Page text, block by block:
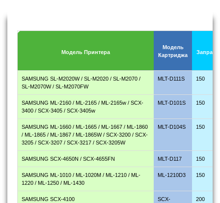
Модель Принтера
Модель
Картриджа
SAMSUNG SL-M2020W / SL-M2020 / SL-M2070 /
SL-M2070W / SL-M2070FW
MLT-D111S 150
SAMSUNG ML-2160 / ML-2165 / ML-2165w / SCX-
3400 / SCX-3405 / SCX-3405w
MLT-D101S 150
SAMSUNG ML-1660 / ML-1665 / ML-1667 / ML-1860
/ ML-1865 / ML-1867 / ML-1865W / SCX-3200 / SCX-
3205 / SCX-3207 / SCX-3217 / SCX-3205W
MLT-D104S 150
SAMSUNG SCX-4650N / SCX-4655FN MLT-D117 150
SAMSUNG ML-1010 / ML-1020M / ML-1210 / ML-
1220 / ML-1250 / ML-1430
ML-1210D3 150
SAMSUNG SCX-4100
SCX-
200